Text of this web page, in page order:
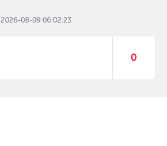
2026-08-09 06:02:23
0